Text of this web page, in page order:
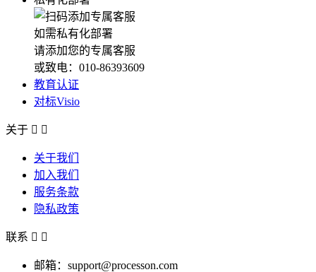
如需私有化部署
请添加您的专属客服
或致电：010-86393609
教育认证
对标Visio
关于  
关于我们
加入我们
服务条款
隐私政策
联系  
邮箱：support@processon.com